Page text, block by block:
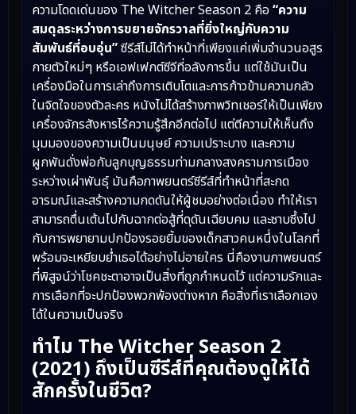
ความโดดเด่นของ The Witcher Season 2 คือ “ความ
สมดุลระหว่างการขยายจักรวาลที่ยิ่งใหญ่กับความ
สัมพันธ์ที่อบอุ่น”ซีรีส์ไม่ได้ทำหน้าที่เพียงแค่เพิ่มจำนวนอสูร
กายตัวใหม่ๆ หรือเอฟเฟกต์ซีจีที่อลังการขึ้น แต่ใช้มันเป็น
เครื่องมือในการเล่าถึงการเติบโตและการก้าวข้ามความกลัว
ในจิตใจของตัวละคร หนังไม่ได้สร้างภาพวิทเชอร์ให้เป็นเพียง
เครื่องจักรสังหารไร้ความรู้สึกอีกต่อไป แต่ตีความให้เห็นถึง
มุมมองของความเป็นมนุษย์ ความเปราะบาง และความ
ผูกพันดั่งพ่อกับลูกบุญธรรมท่ามกลางสงครามการเมือง
ระหว่างเผ่าพันธุ์ มันคือภาพยนตร์ซีรีส์ที่ทำหน้าที่สะกด
อารมณ์และสร้างความกดดันให้ผู้ชมอย่างต่อเนื่อง ทำให้เรา
สามารถตื่นเต้นไปกับฉากต่อสู้ที่ดุดันเฉียบคม และซาบซึ้งไป
กับการพยายามปกป้องรอยยิ้มของเด็กสาวคนหนึ่งในโลกที่
พร้อมจะเหยียบย่ำเธอได้อย่างไม่อายใคร นี่คืองานภาพยนตร์
ที่พิสูจน์ว่าโชคชะตาอาจเป็นสิ่งที่ถูกกำหนดไว้ แต่ความรักและ
การเลือกที่จะปกป้องพวกพ้องต่างหาก คือสิ่งที่เราเลือกเอง
ได้ในความเป็นจริง
ทำไม The Witcher Season 2
(2021) ถึงเป็นซีรีส์ที่คุณต้องดูให้ได้
สักครั้งในชีวิต?